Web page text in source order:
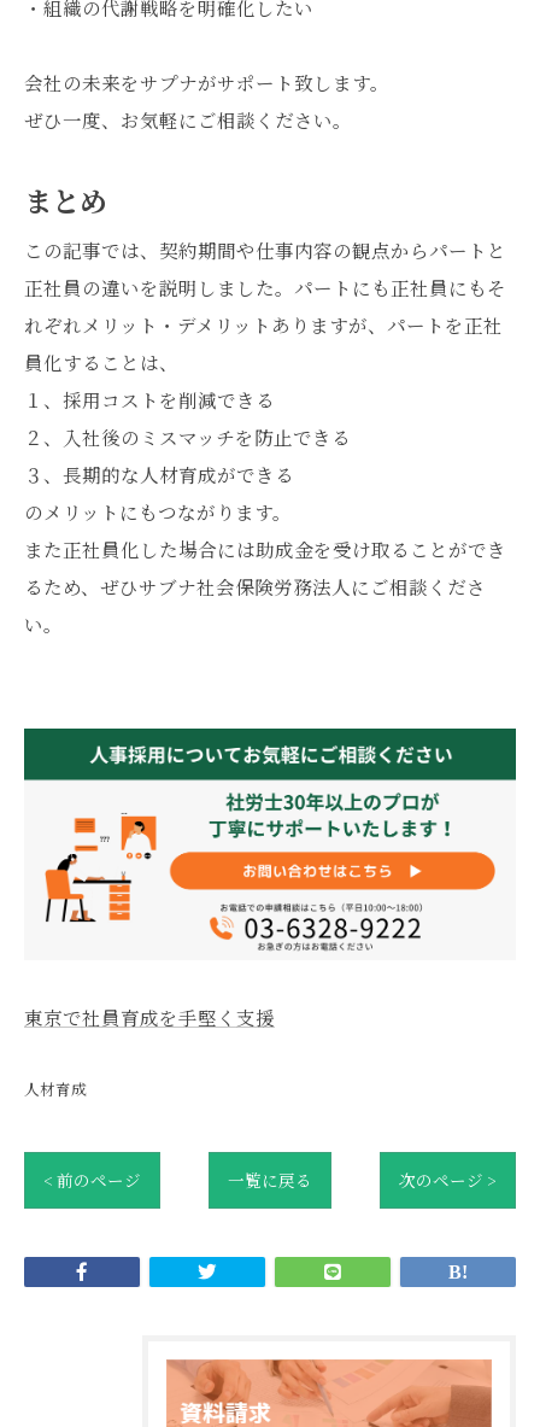
・組織の代謝戦略を明確化したい
会社の未来をサプナがサポート致します。
ぜひ一度、お気軽にご相談ください。
まとめ
この記事では、契約期間や仕事内容の観点からパートと
正社員の違いを説明しました。パートにも正社員にもそ
れぞれメリット・デメリットありますが、パートを正社
員化することは、
１、採用コストを削減できる
２、入社後のミスマッチを防止できる
３、長期的な人材育成ができる
のメリットにもつながります。
また正社員化した場合には助成金を受け取ることができ
るため、ぜひサブナ社会保険労務法人にご相談くださ
い。
東京で社員育成を手堅く支援
人材育成
< 前のページ 一覧に戻る 次のページ >